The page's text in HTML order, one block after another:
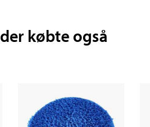
købte også